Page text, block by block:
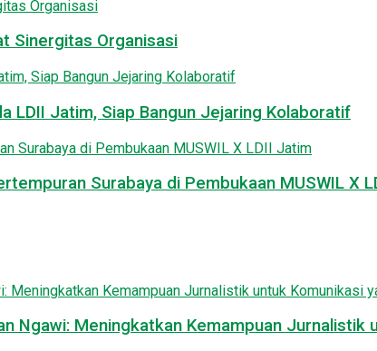
Sinergitas Organisasi
LDII Jatim, Siap Bangun Jejaring Kolaboratif
Surabaya di Pembukaan MUSWIL X
Ngawi: Meningkatkan Kemampuan Jurnalistik